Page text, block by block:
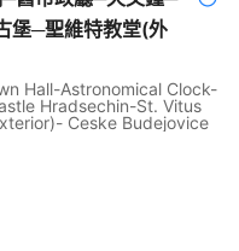
堡─聖維特教堂(外
Hall-Astronomical Clock-
Hradsechin-St. Vitus
Ceske Budejovice